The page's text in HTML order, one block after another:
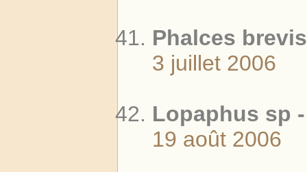
Phalces brevis
3 juillet 2006
Lopaphus sp -
19 août 2006